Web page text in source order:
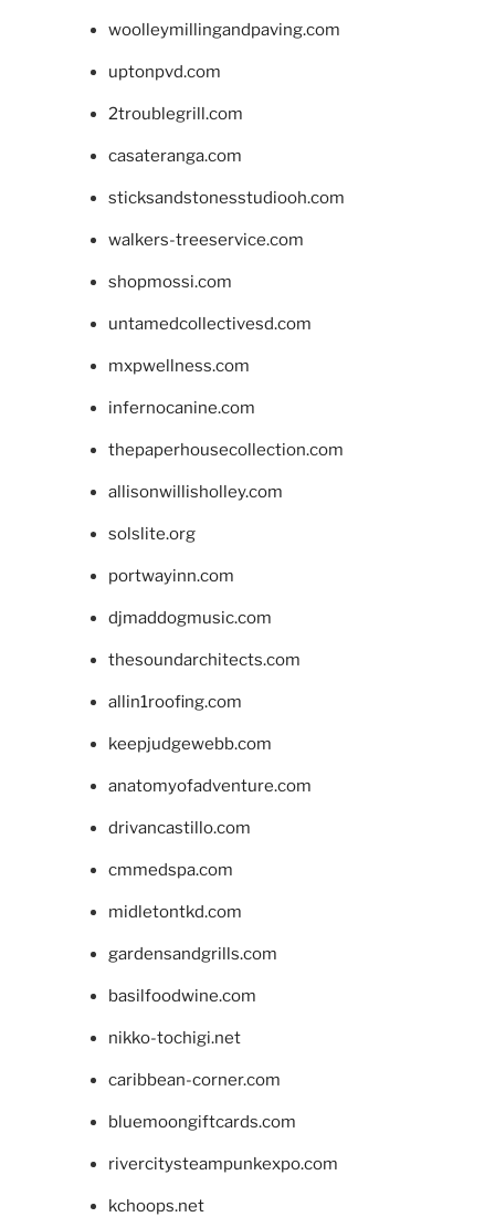
woolleymillingandpaving.com
uptonpvd.com
2troublegrill.com
casateranga.com
sticksandstonesstudiooh.com
walkers-treeservice.com
shopmossi.com
untamedcollectivesd.com
mxpwellness.com
infernocanine.com
thepaperhousecollection.com
allisonwillisholley.com
solslite.org
portwayinn.com
djmaddogmusic.com
thesoundarchitects.com
allin1roofing.com
keepjudgewebb.com
anatomyofadventure.com
drivancastillo.com
cmmedspa.com
midletontkd.com
gardensandgrills.com
basilfoodwine.com
nikko-tochigi.net
caribbean-corner.com
bluemoongiftcards.com
rivercitysteampunkexpo.com
kchoops.net